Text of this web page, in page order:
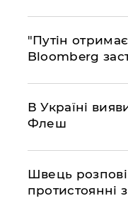
"Путін
Bloomberg
В Україні
Флеш
Швець
протистоянні